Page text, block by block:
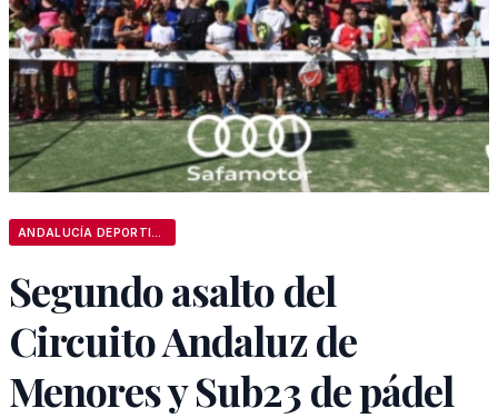
Segundo asalto del
Circuito Andaluz de
Menores y Sub23 de pádel